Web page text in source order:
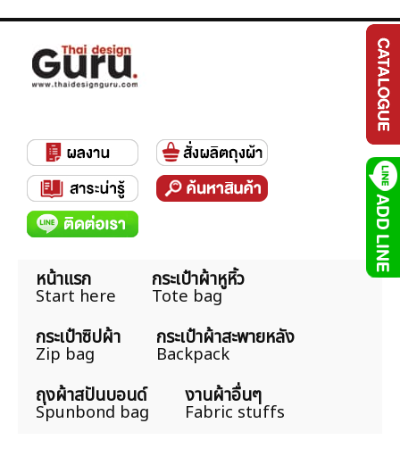
หน้าแรก
Start here
กระเป๋าผ้าหูหิ้ว
Tote bag
กระเป๋าซิปผ้า
Zip bag
กระเป๋าผ้าสะพายหลัง
Backpack
ถุงผ้าสปันบอนด์
Spunbond bag
งานผ้าอื่นๆ
Fabric stuffs